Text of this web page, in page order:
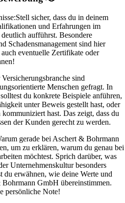
Stell sicher, dass du in deinem
und Erfahrungen im
aufführst. Besondere
Schadensmanagement sind hier
eventuelle Zertifikate oder
sind
Menschen gefragt. In
du konkrete Beispiele anführen,
unter Beweis gestellt hast, oder
hast. Das zeigt, dass du
der Kunden gerecht zu werden.
gerade bei Aschert & Bohrmann
um zu erklären, warum du genau bei
möchtest. Sprich darüber, was
Unternehmenskultur besonders
du erwähnen, wie deine Werte und
GmbH übereinstimmen.
persönliche Note!